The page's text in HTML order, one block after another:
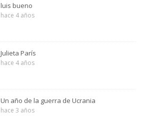
luis bueno
hace 4 años
Julieta París
hace 4 años
Un año de la guerra de Ucrania
hace 3 años